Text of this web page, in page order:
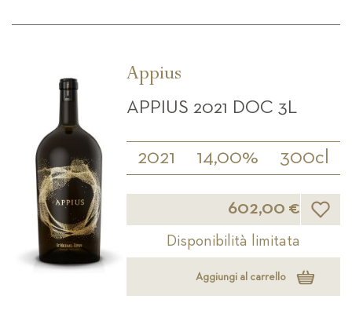
Appius
APPIUS 2021 DOC 3L
2021 14,00% 300cl
602,00 € Lista
Disponibilità limitata
Aggiungi al carrello